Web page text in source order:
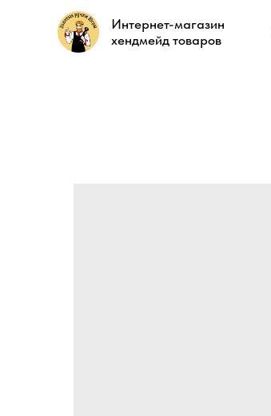
Интернет-магазин
хендмейд товаров
Интернет-магазин
хендмейд товаров